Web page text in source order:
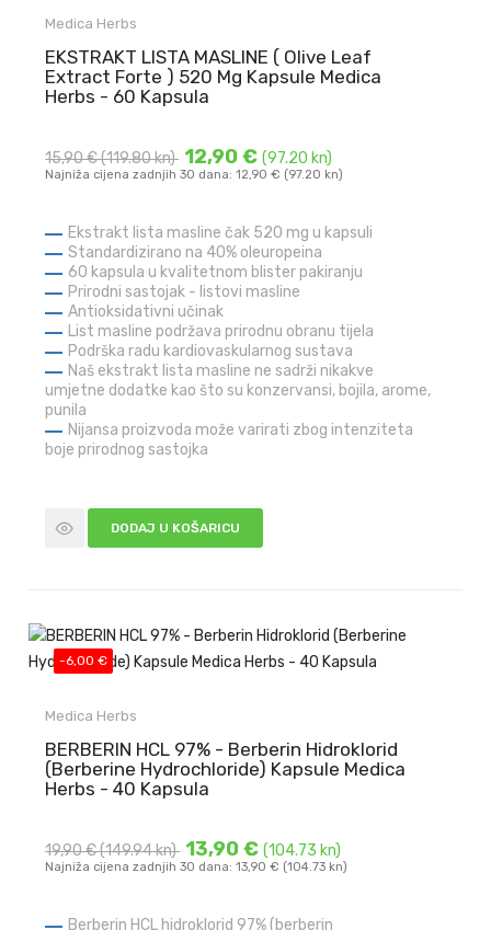
Medica Herbs
EKSTRAKT LISTA MASLINE ( Olive Leaf
Extract Forte ) 520 Mg Kapsule Medica
Herbs - 60 Kapsula
15,90 €(119.80 kn) 12,90 €(97.20 kn)
Najniža cijena zadnjih 30 dana: 12,90 € (97.20 kn)
Ekstrakt lista masline čak 520 mg u kapsuli
Standardizirano na 40% oleuropeina
60 kapsula u kvalitetnom blister pakiranju
Prirodni sastojak - listovi masline
Antioksidativni učinak
List masline podržava prirodnu obranu tijela
Podrška radu kardiovaskularnog sustava
Naš ekstrakt lista masline ne sadrži nikakve
umjetne dodatke kao što su konzervansi, bojila, arome,
punila
Nijansa proizvoda može varirati zbog intenziteta
boje prirodnog sastojka
DODAJ U KOŠARICU
-6,00 €
Medica Herbs
BERBERIN HCL 97% - Berberin Hidroklorid
(Berberine Hydrochloride) Kapsule Medica
Herbs - 40 Kapsula
19,90 €(149.94 kn) 13,90 €(104.73 kn)
Najniža cijena zadnjih 30 dana: 13,90 € (104.73 kn)
Berberin HCL hidroklorid 97% (berberin